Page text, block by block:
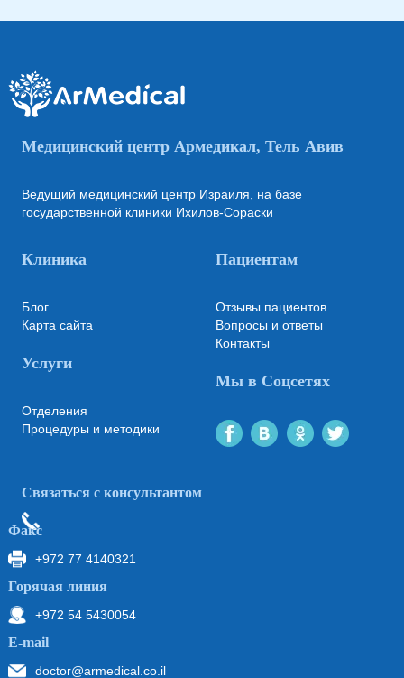
Медицинский центр Армедикал, Тель Авив
Ведущий медицинский центр Израиля, на базе
государственной клиники Ихилов-Сораски
Клиника
Блог
Карта сайта
Услуги
Отделения
Процедуры и методики
Пациентам
Отзывы пациентов
Вопросы и ответы
Контакты
Мы в Соцсетях
Связаться с консультантом
Факс
+972 77 4140321
Горячая линия
+972 54 5430054
Е-mail
doctor@armedical.co.il